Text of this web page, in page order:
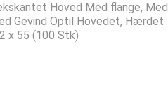
Hoved Med flange, Med
Gevind Optil Hovedet, Hærdet
x 55 (100 Stk)